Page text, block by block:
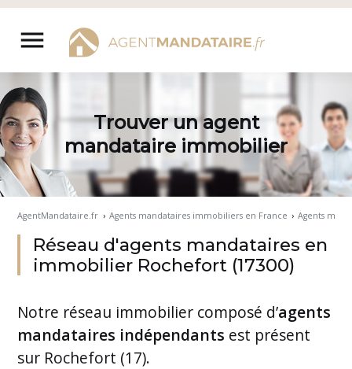
Aller
contenu
menu
Trouver un agent
mandataire immobilier
AgentMandataire.fr › Agents mandataires immobiliers en France › Agents
Réseau d'agents mandataires en
immobilier Rochefort (17300)
Notre réseau immobilier composé d’agents
mandataires indépendants est présent
sur Rochefort (17).